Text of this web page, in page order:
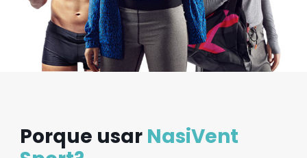
Porque usar NasiVent